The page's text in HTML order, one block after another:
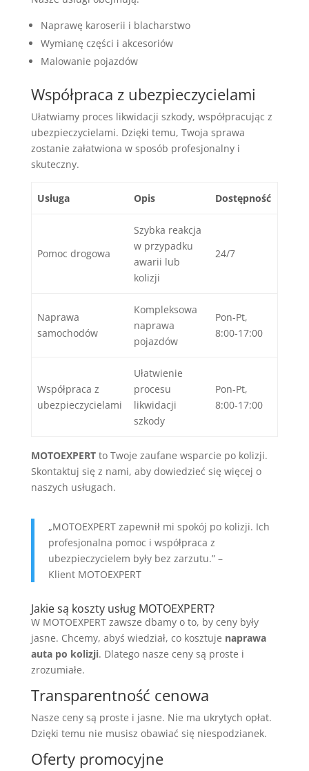
Naprawę karoserii i blacharstwo
Wymianę części i akcesoriów
Malowanie pojazdów
Współpraca z ubezpieczycielami
Ułatwiamy proces likwidacji szkody, współpracując z
ubezpieczycielami. Dzięki temu, Twoja sprawa
zostanie załatwiona w sposób profesjonalny i
skuteczny.
Usługa Opis Dostępność
Pomoc drogowa
Szybka reakcja
w przypadku
awarii lub
kolizji
24/7
Naprawa
samochodów
Kompleksowa
naprawa
pojazdów
Pon-Pt,
8:00-17:00
Współpraca z
ubezpieczycielami
Ułatwienie
procesu
likwidacji
szkody
Pon-Pt,
8:00-17:00
MOTOEXPERTto Twoje zaufane wsparcie po kolizji.
Skontaktuj się z nami, aby dowiedzieć się więcej o
naszych usługach.
„MOTOEXPERT zapewnił mi spokój po kolizji. Ich
profesjonalna pomoc i współpraca z
ubezpieczycielem były bez zarzutu.” –
Klient MOTOEXPERT
Jakie są koszty usług MOTOEXPERT?
W MOTOEXPERT zawsze dbamy o to, by ceny były
jasne. Chcemy, abyś wiedział, co kosztuje naprawa
auta po kolizji. Dlatego nasze ceny są proste i
zrozumiałe.
Transparentność cenowa
Nasze ceny są proste i jasne. Nie ma ukrytych opłat.
Dzięki temu nie musisz obawiać się niespodzianek.
Oferty promocyjne